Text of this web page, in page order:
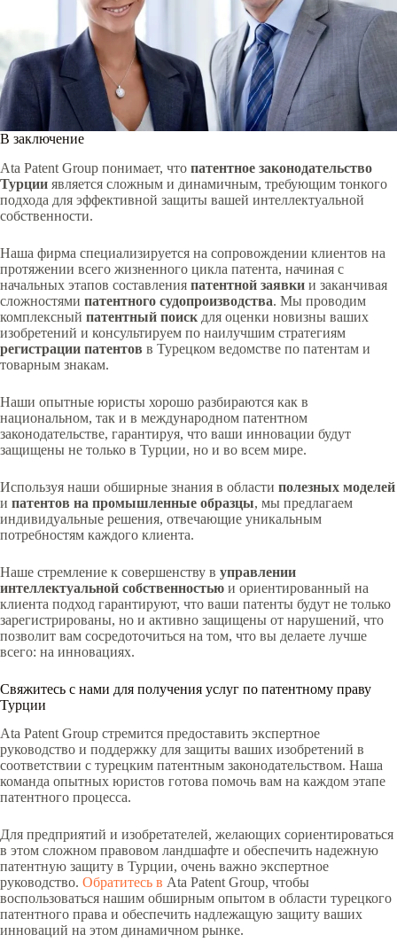
В заключение
Ata Patent Group понимает, что патентное законодательство
Турции является сложным и динамичным, требующим тонкого
подхода для эффективной защиты вашей интеллектуальной
собственности.
Наша фирма специализируется на сопровождении клиентов на
протяжении всего жизненного цикла патента, начиная с
начальных этапов составления патентной заявки и заканчивая
сложностями патентного судопроизводства. Мы проводим
комплексный патентный поиск для оценки новизны ваших
изобретений и консультируем по наилучшим стратегиям
регистрации патентов в Турецком ведомстве по патентам и
товарным знакам.
Наши опытные юристы хорошо разбираются как в
национальном, так и в международном патентном
законодательстве, гарантируя, что ваши инновации будут
защищены не только в Турции, но и во всем мире.
Используя наши обширные знания в области полезных моделей
и патентов на промышленные образцы, мы предлагаем
индивидуальные решения, отвечающие уникальным
потребностям каждого клиента.
Наше стремление к совершенству в управлении
интеллектуальной собственностью и ориентированный на
клиента подход гарантируют, что ваши патенты будут не только
зарегистрированы, но и активно защищены от нарушений, что
позволит вам сосредоточиться на том, что вы делаете лучше
всего: на инновациях.
Свяжитесь с нами для получения услуг по патентному праву
Турции
Ata Patent Group стремится предоставить экспертное
руководство и поддержку для защиты ваших изобретений в
соответствии с турецким патентным законодательством. Наша
команда опытных юристов готова помочь вам на каждом этапе
патентного процесса.
Для предприятий и изобретателей, желающих сориентироваться
в этом сложном правовом ландшафте и обеспечить надежную
патентную защиту в Турции, очень важно экспертное
руководство. Обратитесь в Ata Patent Group, чтобы
воспользоваться нашим обширным опытом в области турецкого
патентного права и обеспечить надлежащую защиту ваших
инноваций на этом динамичном рынке.